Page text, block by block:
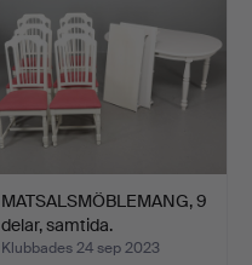
MATSALSMÖBLEMANG, 9
delar, samtida.
Klubbades 24 sep 2023